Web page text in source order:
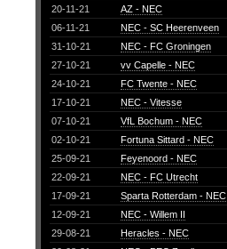
20-11-21
AZ - NEC
06-11-21
NEC - SC Heerenveen
31-10-21
NEC - FC Groningen
27-10-21
vv Capelle - NEC
24-10-21
FC Twente - NEC
17-10-21
NEC - Vitesse
07-10-21
VfL Bochum - NEC
02-10-21
Fortuna Sittard - NEC
25-09-21
Feyenoord - NEC
22-09-21
NEC - FC Utrecht
17-09-21
Sparta Rotterdam - NEC
12-09-21
NEC - Willem II
29-08-21
Heracles - NEC